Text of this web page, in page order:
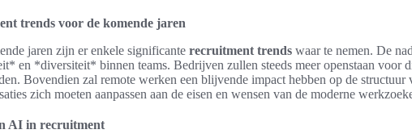
trends voor de komende jaren
jaren zijn er enkele significante recruitment trends waar te nemen. De
en *diversiteit* binnen teams. Bedrijven zullen steeds meer openstaan voor
Bovendien zal remote werken een blijvende impact hebben op de structuur
zich moeten aanpassen aan de eisen en wensen van de moderne
AI in recruitment